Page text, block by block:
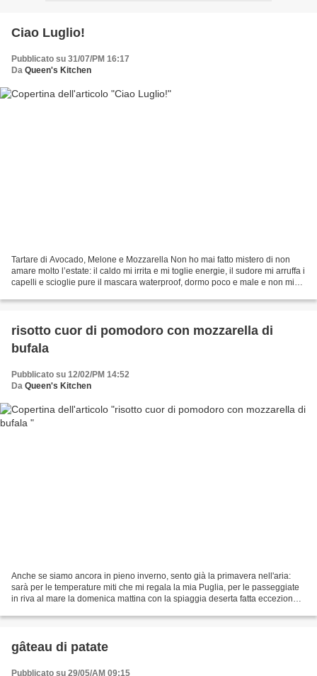
Ciao Luglio!
Pubblicato su 31/07/PM 16:17
Da Queen's Kitchen
Tartare di Avocado, Melone e Mozzarella Non ho mai fatto mistero di non
amare molto l’estate: il caldo mi irrita e mi toglie energie, il sudore mi arruffa i
capelli e scioglie pure il mascara waterproof, dormo poco e male e non mi
risotto cuor di pomodoro con mozzarella di
bufala
Pubblicato su 12/02/PM 14:52
Da Queen's Kitchen
Anche se siamo ancora in pieno inverno, sento già la primavera nell'aria:
sarà per le temperature miti che mi regala la mia Puglia, per le passeggiate
in riva al mare la domenica mattina con la spiaggia deserta fatta eccezione
gâteau di patate
Pubblicato su 29/05/AM 09:15